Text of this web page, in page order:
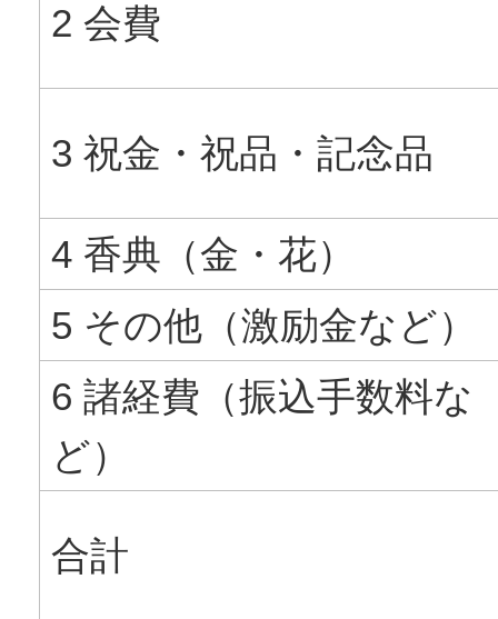
2 会費
3 祝金・祝品・記念品
4 香典（金・花）
5 その他（激励金など）
6 諸経費（振込手数料な
ど）
合計